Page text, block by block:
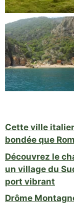
Cette ville
bondée que
Découvrez le
un village du
port vibrant
Drôme